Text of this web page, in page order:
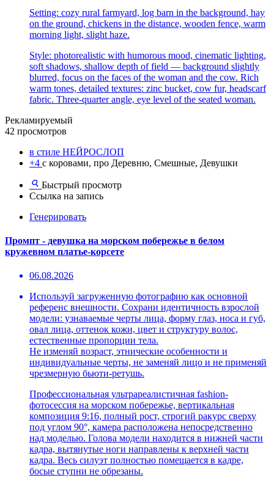
Setting: cozy rural farmyard, log barn in the background, hay
on the ground, chickens in the distance, wooden fence, warm
morning light, slight haze.
Style: photorealistic with humorous mood, cinematic lighting,
soft shadows, shallow depth of field — background slightly
blurred, focus on the faces of the woman and the cow. Rich
warm tones, detailed textures: zinc bucket, cow fur, headscarf
fabric. Three-quarter angle, eye level of the seated woman.
Рекламируемый
42 просмотров
в стиле НЕЙРОСЛОП
+4 с коровами, про Деревню, Смешные, Девушки
Быстрый просмотр
Ссылка на запись
Генерировать
Промпт - девушка на морском побережье в белом
кружевном платье-корсете
06.08.2026
Используй загруженную фотографию как основной
референс внешности. Сохрани идентичность взрослой
модели: узнаваемые черты лица, форму глаз, носа и губ,
овал лица, оттенок кожи, цвет и структуру волос,
естественные пропорции тела.
Не изменяй возраст, этнические особенности и
индивидуальные черты, не заменяй лицо и не применяй
чрезмерную бьюти-ретушь.
Профессиональная ультрареалистичная fashion-
фотосессия на морском побережье, вертикальная
композиция 9:16, полный рост, строгий ракурс сверху
под углом 90°, камера расположена непосредственно
над моделью. Голова модели находится в нижней части
кадра, вытянутые ноги направлены к верхней части
кадра. Весь силуэт полностью помещается в кадре,
босые ступни не обрезаны.